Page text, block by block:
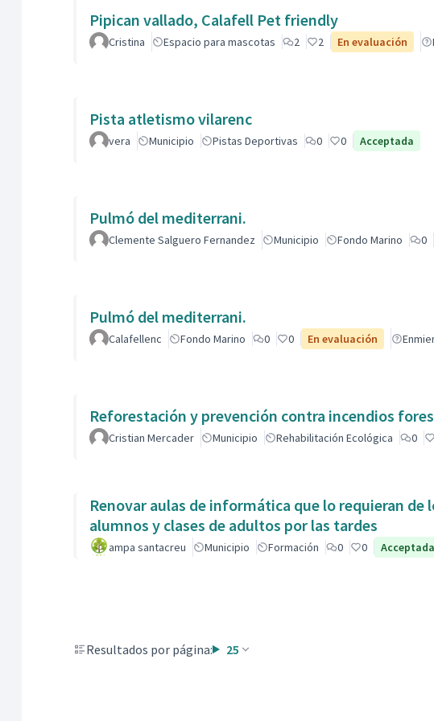
Pipican vallado, Calafell Pet friendly
Cristina Espacio para mascotas 2 2 En evaluación
Pista atletismo vilarenc
vera Municipio Pistas Deportivas 0 0 Acceptada
Pulmó del mediterrani.
Clemente Salguero Fernandez Municipio Fondo Marino 0
Pulmó del mediterrani.
Calafellenc Fondo Marino 0 0 En evaluación
Reforestación y prevención contra incendios
Cristian Mercader Municipio Rehabilitación Ecológica 0
Renovar aulas de informática que lo requieran de
alumnos y clases de adultos por las tardes
ampa santacreu Municipio Formación 0 0 Acceptada
Resultados por página: 25